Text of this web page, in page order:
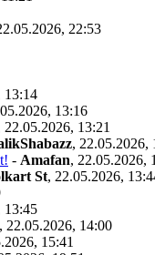
22:53
13:14
13:16
22.05.2026, 13:21
, 22.05.2026,
- Amafan, 22.05.2026,
St, 22.05.2026,
13:45
, 22.05.2026, 14:00
15:41